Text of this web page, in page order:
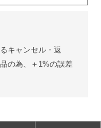
キャンセル・返
の為、＋1%の誤差